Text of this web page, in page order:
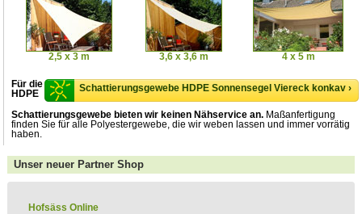
2,5 x 3 m 3,6 x 3,6 m 4 x 5 m
Schattierungsgewebe HDPE Sonnensegel Viereck konkav ›
Für die
HDPE
Schattierungsgewebe bieten wir keinen Nähservice an. Maßanfertigung
finden Sie für alle Polyestergewebe, die wir weben lassen und immer vorrätig
haben.
Unser neuer Partner Shop
Hofsäss Online